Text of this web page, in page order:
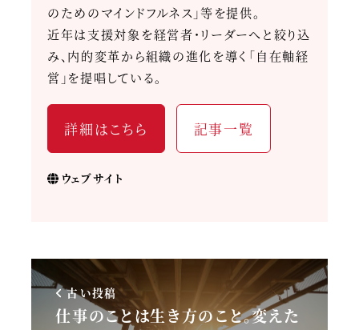
のためのマインドフルネス」等を提供。
近年は支援対象を経営者・リーダーへと絞り込
み、内的変革から組織の進化を導く「自在軸経
営」を提唱している。
詳細はこちら 記事一覧
ウェブサイト
古い投稿
仕事のことは生き方のこと。変えた